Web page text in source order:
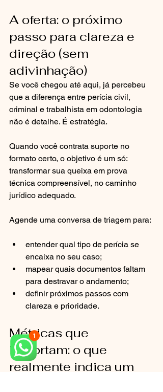
A oferta: o próximo
passo para clareza e
direção (sem
adivinhação)
Se você chegou até aqui, já percebeu
que a diferença entre perícia civil,
criminal e trabalhista em odontologia
não é detalhe. É estratégia.
Quando você contrata suporte no
formato certo, o objetivo é um só:
transformar sua queixa em prova
técnica compreensível, no caminho
jurídico adequado.
Agende uma conversa de triagem para:
entender qual tipo de perícia se
encaixa no seu caso;
mapear quais documentos faltam
para destravar o andamento;
definir próximos passos com
clareza e prioridade.
Métricas que
importam: o que
realmente indica um